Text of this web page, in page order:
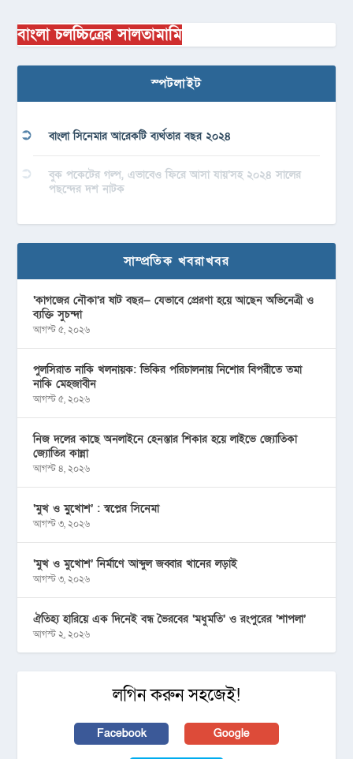
বাংলা চলচ্চিত্রের সালতামামি
স্পটলাইট
বাংলা সিনেমার আরেকটি ব্যর্থতার বছর ২০২৪
বুক পকেটের গল্প, এভাবেও ফিরে আসা যায়’সহ ২০২৪ সালের
পছন্দের দশ নাটক
সাম্প্রতিক খবরাখবর
‘কাগজের নৌকা’র ষাট বছর— যেভাবে প্রেরণা হয়ে আছেন অভিনেত্রী ও
ব্যক্তি সুচন্দা
আগস্ট ৫, ২০২৬
পুলসিরাত নাকি খলনায়ক: ভিকির পরিচালনায় নিশোর বিপরীতে তমা
নাকি মেহজাবীন
আগস্ট ৫, ২০২৬
নিজ দলের কাছে অনলাইনে হেনস্তার শিকার হয়ে লাইভে জ্যোতিকা
জ্যোতির কান্না
আগস্ট ৪, ২০২৬
‘মুখ ও মু্খোশ’ : স্বপ্নের সিনেমা
আগস্ট ৩, ২০২৬
‘মুখ ও মুখোশ’ নির্মাণে আব্দুল জব্বার খানের লড়াই
আগস্ট ৩, ২০২৬
ঐতিহ্য হারিয়ে এক দিনেই বন্ধ ভৈরবের ‘মধুমতি’ ও রংপুরের ‘শাপলা’
আগস্ট ২, ২০২৬
লগিন করুন সহজেই!
Facebook Google